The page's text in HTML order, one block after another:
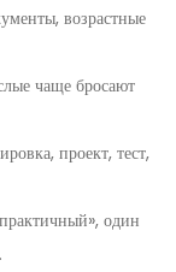
возрастные
чаще бросают
проект, тест,
один